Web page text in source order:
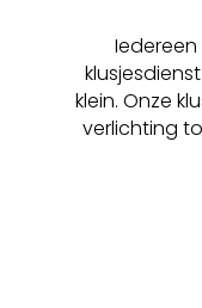
klein. Onze
verlichting